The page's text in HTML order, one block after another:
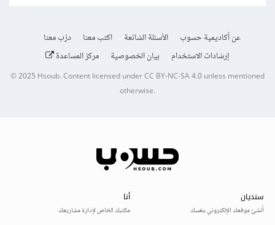
عن أكاديمية حسوب الأسئلة الشائعة اكتب معنا
درّب معنا
إرشادات الاستخدام
بيان الخصوصية مركز المساعدة
© 2025 Hsoub.Content licensed underCC BY-NC-SA 4.0unless mentioned
otherwise.